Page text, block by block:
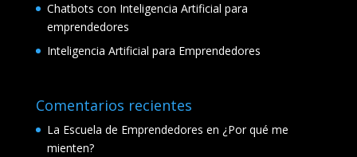
Chatbots con Inteligencia Artificial para
emprendedores
Inteligencia Artificial para Emprendedores
Comentarios recientes
La Escuela de Emprendedores en ¿Por qué me
mienten?